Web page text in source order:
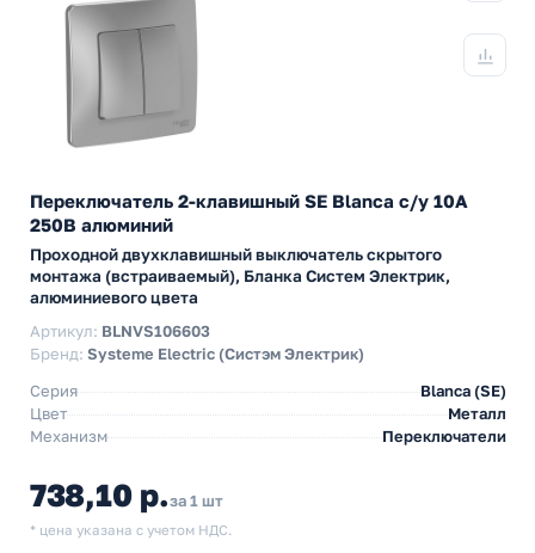
Переключатель 2-клавишный SE Blanca с/у 10A
250В алюминий
Проходной двухклавишный выключатель скрытого
монтажа (встраиваемый), Бланка Систем Электрик,
алюминиевого цвета
Артикул: BLNVS106603
Бренд: Systeme Electric (Систэм Электрик)
Серия
Blanca (SE)
Цвет
Металл
Механизм
Переключатели
738,10 р.за 1 шт
* цена указана с учетом НДС.